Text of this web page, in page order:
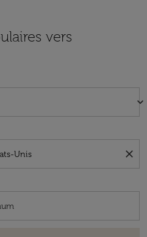
vers
keyboard_arrow_down
close